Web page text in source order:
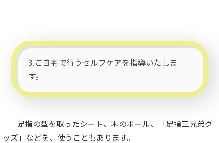
3.ご自宅で行うセルフケアを指導いたしま
す。
足指の型を取ったシート、木のボール、「足指三兄弟グ
ッズ」などを、使うこともあります。